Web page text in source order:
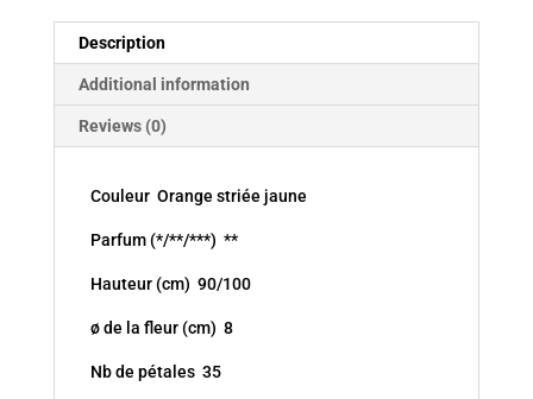
Description
Additional information
Reviews (0)
Couleur Orange striée jaune
Parfum (*/**/***) **
Hauteur (cm) 90/100
ø de la fleur (cm) 8
Nb de pétales 35